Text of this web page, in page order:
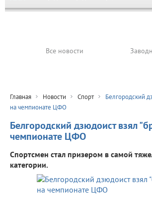
Все новости
Главная Новости Спорт
Белгородский
на чемпионате ЦФО
Белгородский дзюдоист взял
чемпионате ЦФО
Спортсмен стал призером в самой
категории.